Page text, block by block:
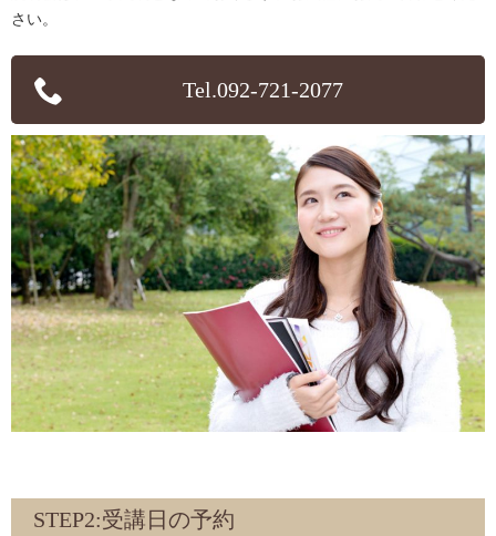
さい。
Tel.092-721-2077
STEP2:受講日の予約